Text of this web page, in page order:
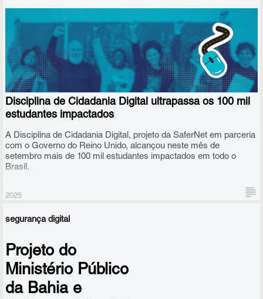
O anúncio do resultado das diversas categorias da premiação
ocorreu nesta quarta-feira (10/09), em cerimônia realizada em
Brasília.
Disciplina de Cidadania Digital ultrapassa os 100 mil
estudantes impactados
A Disciplina de Cidadania Digital, projeto da SaferNet em parceria
com o Governo do Reino Unido, alcançou neste mês de
setembro mais de 100 mil estudantes impactados em todo o
Brasil.
Mais exatamente, 101.849 estudantes, a maioria do ensino médio,
de 817 escolas de todo o país, a maioria estaduais, em 513
2025
segurança digital
Projeto do
Ministério Público
da Bahia e